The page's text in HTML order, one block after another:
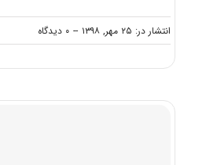
انتشار در: ۲۵ مهر, ۱۳۹۸ -- ۰ دیدگاه
on
دانشگاه
دکتری